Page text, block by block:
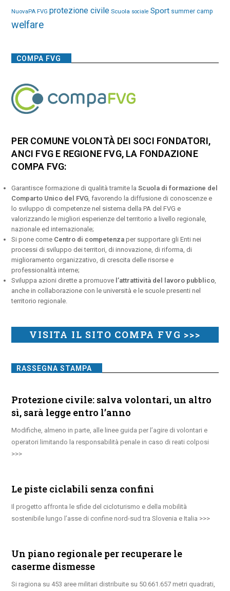
NuovaPA FVG protezione civile Scuola sociale Sport summer camp
welfare
COMPA FVG
PER COMUNE VOLONTÀ DEI SOCI FONDATORI,
ANCI FVG E REGIONE FVG, LA FONDAZIONE
COMPA FVG:
Garantisce formazione di qualità tramite laScuola di formazione del
Comparto Unico del FVG , favorendo la diffusione di conoscenze e
lo sviluppo di competenze nel sistema della PA del FVG e
valorizzando le migliori esperienze del territorio a livello regionale,
nazionale ed internazionale;
Si pone come Centro di competenza per supportare gli Enti nei
processi di sviluppo dei territori, di innovazione, di riforma, di
miglioramento organizzativo, di crescita delle risorse e
professionalità interne;
Sviluppa azioni dirette a promuove l’attrattività del lavoro pubblico
anche in collaborazione con le università e le scuole presenti nel
territorio regionale.
VISITA IL SITO COMPA FVG >>>
RASSEGNA STAMPA
Protezione civile: salva volontari, un altro
sì, sarà legge entro l’anno
Modifiche, almeno in parte, alle linee guida per l’agire di volontari e
operatori limitando la responsabilità penale in caso di reati colposi
Le piste ciclabili senza confini
Il progetto affronta le sfide del cicloturismo e della mobilità
sostenibile lungo l’asse di confine nord-sud tra Slovenia e Italia
Un piano regionale per recuperare le
caserme dismesse
Si ragiona su 453 aree militari distribuite su 50.661.657 metri quadrati,